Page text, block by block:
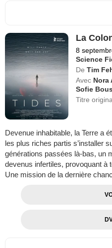
La
8
Science
De Tim
Avec Nora
Sofie
Titre
Devenue inhabitable, la Terre a
les plus riches partis s’installer
générations passées là-bas, un
devenus infertiles, provoquant à
Une mission de la dernière